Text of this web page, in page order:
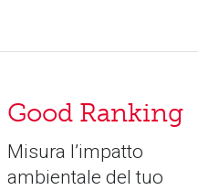
Good Ranking
Misura l’impatto
ambientale del tuo